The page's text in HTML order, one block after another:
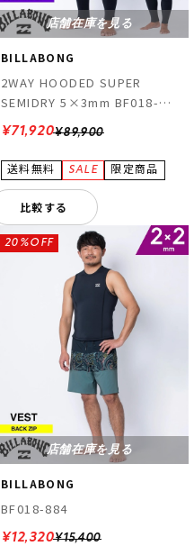
店舗在庫を見る
BILLABONG
2WAY HOODED SUPER
SEMIDRY 5×3mm BF018-
620
¥89,900
¥71,920
比較する
店舗在庫を見る
BILLABONG
BF018-884
¥15,400
20%OFF
¥12,320